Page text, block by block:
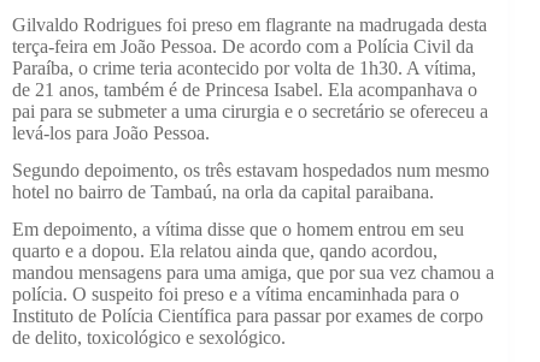
Gilvaldo Rodrigues foi preso em flagrante na madrugada desta
terça-feira em João Pessoa. De acordo com a Polícia Civil da
Paraíba, o crime teria acontecido por volta de 1h30. A vítima,
de 21 anos, também é de Princesa Isabel. Ela acompanhava o
pai para se submeter a uma cirurgia e o secretário se ofereceu a
levá-los para João Pessoa.
Segundo depoimento, os três estavam hospedados num mesmo
hotel no bairro de Tambaú, na orla da capital paraibana.
Em depoimento, a vítima disse que o homem entrou em seu
quarto e a dopou. Ela relatou ainda que, qando acordou,
mandou mensagens para uma amiga, que por sua vez chamou a
polícia. O suspeito foi preso e a vítima encaminhada para o
Instituto de Polícia Científica para passar por exames de corpo
de delito, toxicológico e sexológico.